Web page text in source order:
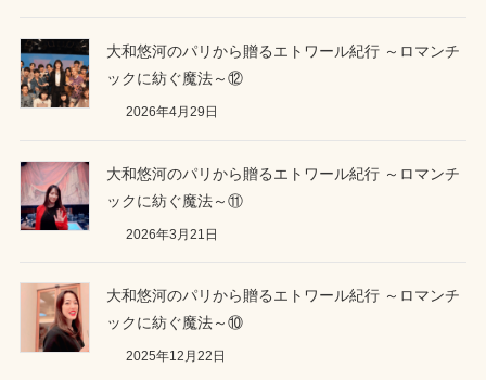
大和悠河のパリから贈るエトワール紀行 ～ロマンチ
ックに紡ぐ魔法～⑫
2026年4月29日
大和悠河のパリから贈るエトワール紀行 ～ロマンチ
ックに紡ぐ魔法～⑪
2026年3月21日
大和悠河のパリから贈るエトワール紀行 ～ロマンチ
ックに紡ぐ魔法～⑩
2025年12月22日